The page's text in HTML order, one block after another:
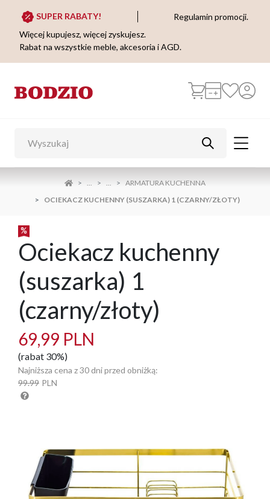
SUPER RABATY!
Regulamin promocji.
Więcej kupujesz, więcej zyskujesz.
Rabat na wszystkie meble, akcesoria i AGD.
... ...
ARMATURA KUCHENNA
OCIEKACZ KUCHENNY (SUSZARKA) 1 (CZARNY/ZŁOTY)
Ociekacz kuchenny
(suszarka) 1
(czarny/złoty)
69,99 PLN
(rabat 30%)
Najniższa cena z 30 dni przed obniżką:
99.99 PLN